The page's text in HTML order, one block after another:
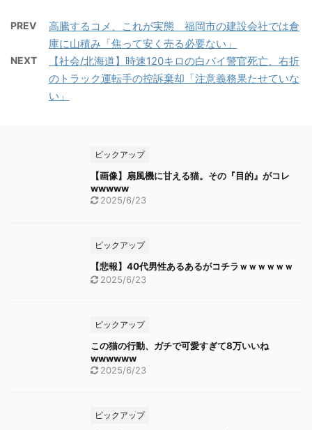
PREV
高騰するコメ、これが実態 福岡市の建設会社では倉
庫に山積み「焦って安く売る必要ない」
NEXT
【社会/北海道】時速120キロの白バイ警官死亡、右折
のトラック運転手の控訴棄却「注意義務果たせていな
い」
ピックアップ
【画像】扇風機に甘える猫。その『目的』がコレ
wwwww
2025/6/23
ピックアップ
【悲報】40代男性あるあるがコチラｗｗｗｗｗｗ
2025/6/23
ピックアップ
この猫の行動、ガチで可愛すぎて8万いいね
wwwwww
2025/6/23
ピックアップ